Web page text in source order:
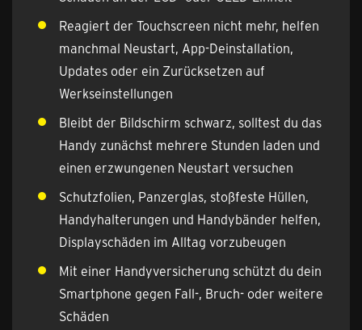
Reagiert der Touchscreen nicht mehr, helfen
manchmal Neustart, App-Deinstallation,
Updates oder ein Zurücksetzen auf
Werkseinstellungen
Bleibt der Bildschirm schwarz, solltest du das
Handy zunächst mehrere Stunden laden und
einen erzwungenen Neustart versuchen
Schutzfolien, Panzerglas, stoßfeste Hüllen,
Handyhalterungen und Handybänder helfen,
Displayschäden im Alltag vorzubeugen
Mit einer Handyversicherung schützt du dein
Smartphone gegen Fall-, Bruch- oder weitere
Schäden